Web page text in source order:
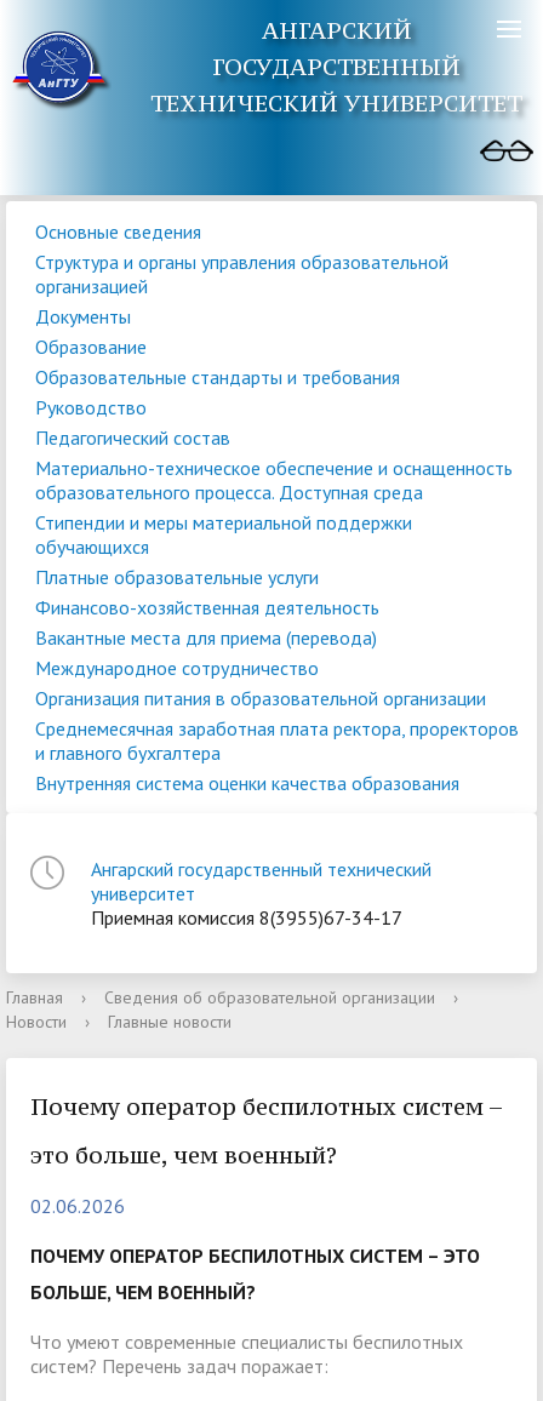
АНГАРСКИЙ
ГОСУДАРСТВЕННЫЙ
ТЕХНИЧЕСКИЙ УНИВЕРСИТЕТ
Основные сведения
Структура и органы управления образовательной
организацией
Документы
Образование
Образовательные стандарты и требования
Руководство
Педагогический состав
Материально-техническое обеспечение и оснащенность
образовательного процесса. Доступная среда
Стипендии и меры материальной поддержки
обучающихся
Платные образовательные услуги
Финансово-хозяйственная деятельность
Вакантные места для приема (перевода)
Международное сотрудничество
Организация питания в образовательной организации
Среднемесячная заработная плата ректора, проректоров
и главного бухгалтера
Внутренняя система оценки качества образования
Ангарский государственный технический
университет
Приемная комиссия 8(3955)67-34-17
Главная › Сведения об образовательной организации
›
Новости
› Главные новости
Почему оператор беспилотных систем –
это больше, чем военный?
02.06.2026
ПОЧЕМУ ОПЕРАТОР БЕСПИЛОТНЫХ СИСТЕМ – ЭТО
БОЛЬШЕ, ЧЕМ ВОЕННЫЙ?
Что умеют современные специалисты беспилотных
систем? Перечень задач поражает: